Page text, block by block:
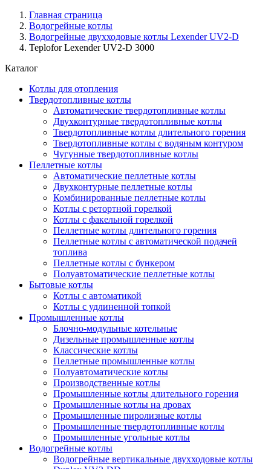
Главная страница
Водогрейные котлы
Водогрейные двухходовые котлы Lexender UV2-D
Teplofor Lexender UV2-D 3000
Каталог
Котлы для отопления
Твердотопливные котлы
Автоматические твердотопливные котлы
Двухконтурные твердотопливные котлы
Твердотопливные котлы длительного горения
Твердотопливные котлы с водяным контуром
Чугунные твердотопливные котлы
Пеллетные котлы
Автоматические пеллетные котлы
Двухконтурные пеллетные котлы
Комбинированные пеллетные котлы
Котлы с ретортной горелкой
Котлы с факельной горелкой
Пеллетные котлы длительного горения
Пеллетные котлы с автоматической подачей
топлива
Пеллетные котлы с бункером
Полуавтоматические пеллетные котлы
Бытовые котлы
Котлы с автоматикой
Котлы с удлиненной топкой
Промышленные котлы
Блочно-модульные котельные
Дизельные промышленные котлы
Классические котлы
Пеллетные промышленные котлы
Полуавтоматические котлы
Производственные котлы
Промышленные котлы длительного горения
Промышленные котлы на дровах
Промышленные пиролизные котлы
Промышленные твердотопливные котлы
Промышленные угольные котлы
Водогрейные котлы
Водогрейные вертикальные двухходовые котлы